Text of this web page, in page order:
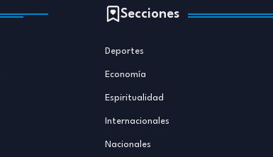
Secciones
Deportes
Economía
Espiritualidad
Internacionales
Nacionales